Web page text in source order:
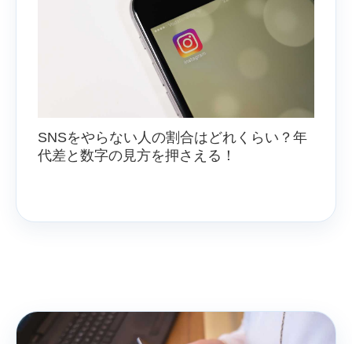
SNSをやらない人の割合はどれくらい？年
代差と数字の見方を押さえる！